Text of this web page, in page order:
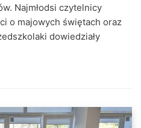
Najmłodsi czytelnicy
o majowych świętach oraz
dowiedziały